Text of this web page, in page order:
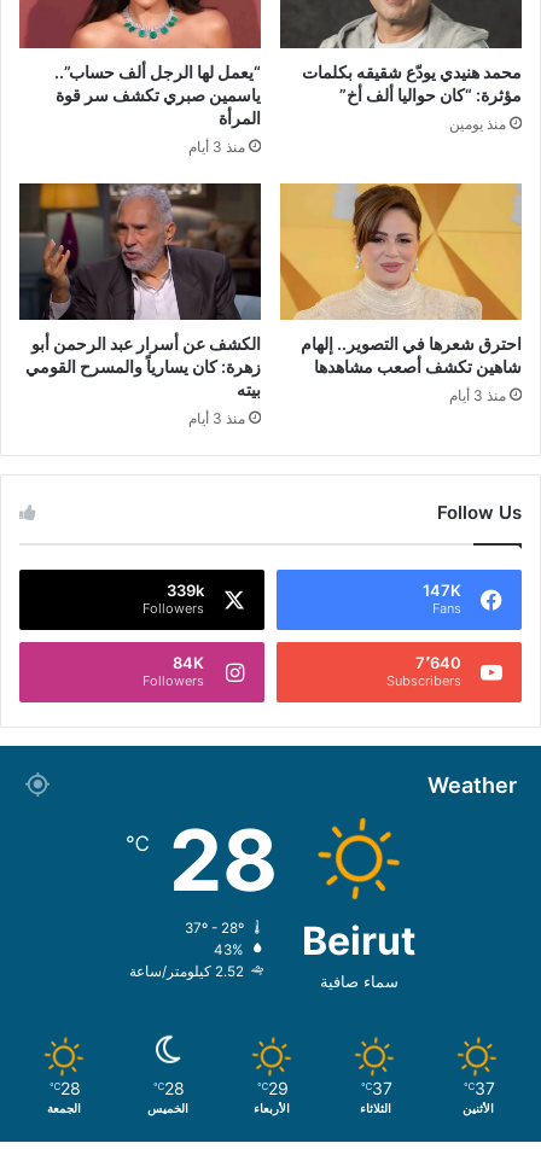
محمد هنيدي يودّع شقيقه بكلمات
مؤثرة: “كان حواليا ألف أخ”
منذ يومين
“يعمل لها الرجل ألف حساب”..
ياسمين صبري تكشف سر قوة
المرأة
منذ 3 أيام
احترق شعرها في التصوير.. إلهام
شاهين تكشف أصعب مشاهدها
منذ 3 أيام
الكشف عن أسرار عبد الرحمن أبو
زهرة: كان يسارياً والمسرح القومي
بيته
منذ 3 أيام
Follow Us
147K
Fans
339k
Followers
7٬640
Subscribers
84K
Followers
Weather
Beirut
سماء صافية
28
℃
43%
2.52 كيلومتر/ساعة
37
℃
الأثنين
37
℃
الثلاثاء
29
℃
الأربعاء
28
℃
الخميس
28
℃
الجمعة